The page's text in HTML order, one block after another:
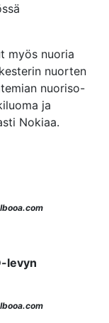
myös nuoria
nuorten
nuoriso-
ja
Nokiaa.
levyn